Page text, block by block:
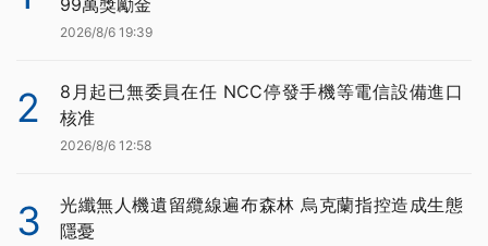
2026/8/6 19:39
2
8月起已無委員在任 NCC停發手機等電信設備進口
核准
2026/8/6 12:58
3
光纖無人機遺留纜線遍布森林 烏克蘭指控造成生態
隱憂